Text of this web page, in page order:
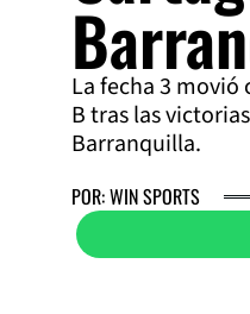
La fecha 3
B tras las
Barranquilla.
POR: WIN SPORTS